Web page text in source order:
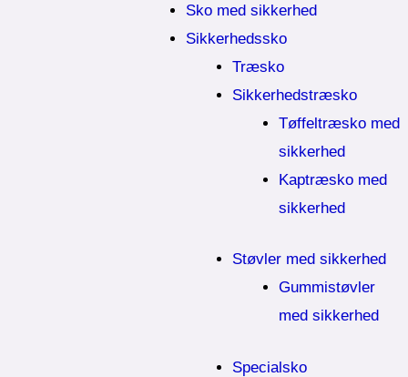
Sko med sikkerhed
Sikkerhedssko
Træsko
Sikkerhedstræsko
Tøffeltræsko med
sikkerhed
Kaptræsko med
sikkerhed
Støvler med sikkerhed
Gummistøvler
med sikkerhed
Specialsko